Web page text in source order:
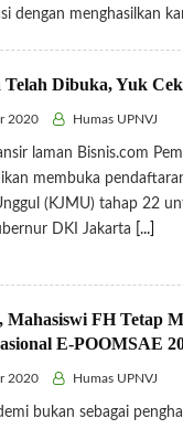
dengan menghasilkan
Dibuka, Yuk
2020 Humas UPNVJ
laman Bisnis.com
membuka
(KJMU) tahap 22
DKI Jakarta
[...]
Mahasiswi FH Tetap
E-POOMSAE
2020 Humas UPNVJ
bukan sebagai